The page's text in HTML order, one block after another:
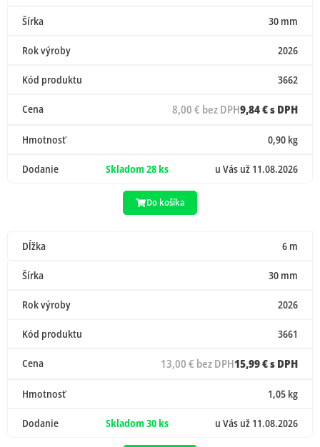
Šírka 30 mm
Rok výroby 2026
Kód produktu 3662
Cena 9,84 € s DPH
8,00 € bez DPH
Hmotnosť 0,90 kg
Dodanie Skladom 28 ks u Vás už 11.08.2026
Do košíka
Dĺžka 6 m
Šírka 30 mm
Rok výroby 2026
Kód produktu 3661
Cena 15,99 € s DPH
13,00 € bez DPH
Hmotnosť 1,05 kg
Dodanie Skladom 30 ks u Vás už 11.08.2026